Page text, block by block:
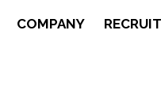
COMPANY RECRUIT